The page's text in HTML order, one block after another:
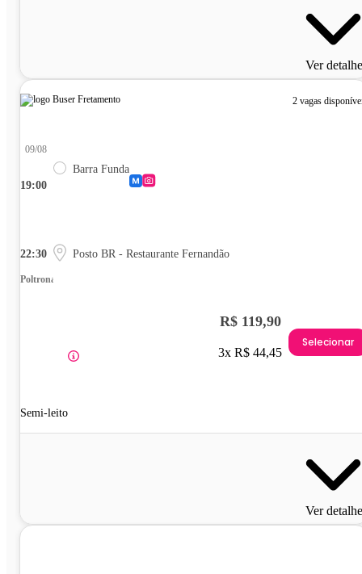
Ver
2 vagas
19:00
09/08
Barra Funda
22:30 Posto BR - Restaurante Fernandão
Poltrona
Semi-leito
R$ 119,90
3x R$ 44,45
Selecionar
Ver